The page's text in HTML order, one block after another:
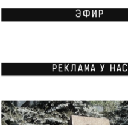
ЭФИР
РЕКЛАМА У НАС